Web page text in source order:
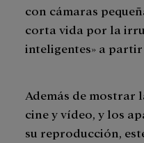
con cámaras
corta vida por la
inteligentes» a partir
Además de mostrar
cine y vídeo, y los
su reproducción,